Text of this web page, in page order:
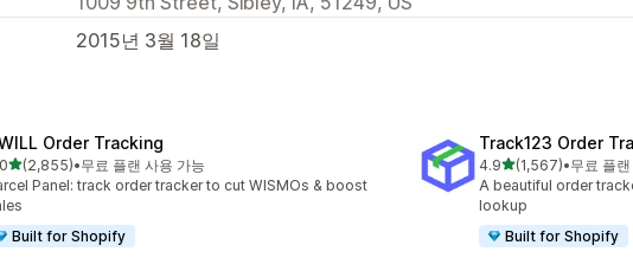
2015년 3월 18일
Order Tracking
별 5개 중
(2,855)
리뷰 2855개
•무료 플랜 사용 가능
Panel: track order tracker to cut WISMOs & boost
Built for Shopify
Track123 Order
4.9별 5개 중
(1,567)
총 리뷰 1567개
•무료 플
A beautiful order
lookup
Built for Shopify